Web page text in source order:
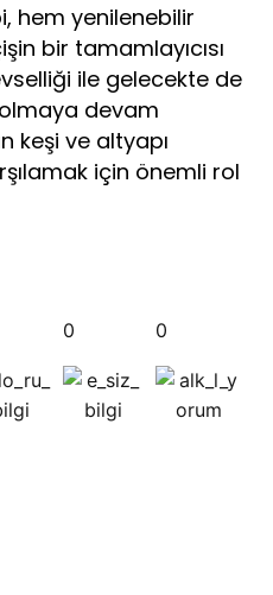
hem yenilenebilir
bir tamamlayıcısı
ile gelecekte de
devam
keşi ve altyapı
için önemli rol
0 0